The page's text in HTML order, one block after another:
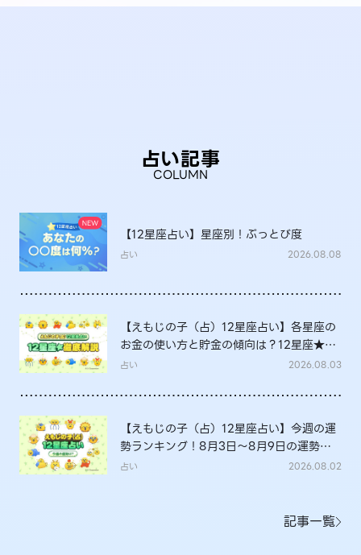
占い記事
COLUMN
【12星座占い】星座別！ぶっとび度
占い 2026.08.08
【えもじの子（占）12星座占い】各星座の
お金の使い方と貯金の傾向は？12星座★徹
底解説
占い 2026.08.03
【えもじの子（占）12星座占い】今週の運
勢ランキング！8月3日～8月9日の運勢
は？
占い 2026.08.02
記事一覧